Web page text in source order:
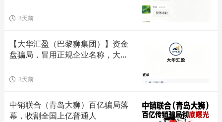
3天前
【大华汇盈（巴黎狮集团）】资金
盘骗局，冒用正规企业名称，大量
3天前
中销联合（青岛大狮）百亿骗局落
幕，收割全国上亿普通人